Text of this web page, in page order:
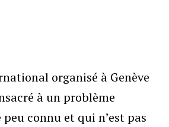
organisé à Genève
à un problème
connu et qui n’est pas